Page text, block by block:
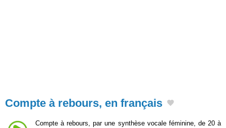
Compte à rebours, en français
Compte à rebours, par une synthèse vocale féminine, de 20 à